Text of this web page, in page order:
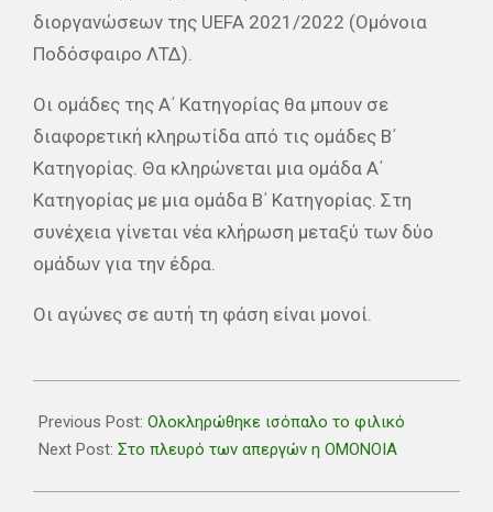
διοργανώσεων της UEFA 2021/2022 (Ομόνοια
Ποδόσφαιρο ΛΤΔ).
Oι ομάδες της Α΄ Κατηγορίας θα μπουν σε
διαφορετική κληρωτίδα από τις ομάδες Β΄
Κατηγορίας. Θα κληρώνεται μια ομάδα Α΄
Κατηγορίας με μια ομάδα Β΄ Κατηγορίας. Στη
συνέχεια γίνεται νέα κλήρωση μεταξύ των δύο
ομάδων για την έδρα.
Οι αγώνες σε αυτή τη φάση είναι μονοί.
08-
13
Previous Post: Ολοκληρώθηκε ισόπαλο το φιλικό
Next Post: Στο πλευρό των απεργών η ΟΜΟΝΟΙΑ